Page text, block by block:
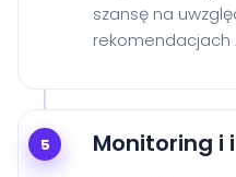
szansę na
rekomendacjach
5 Monitoring i